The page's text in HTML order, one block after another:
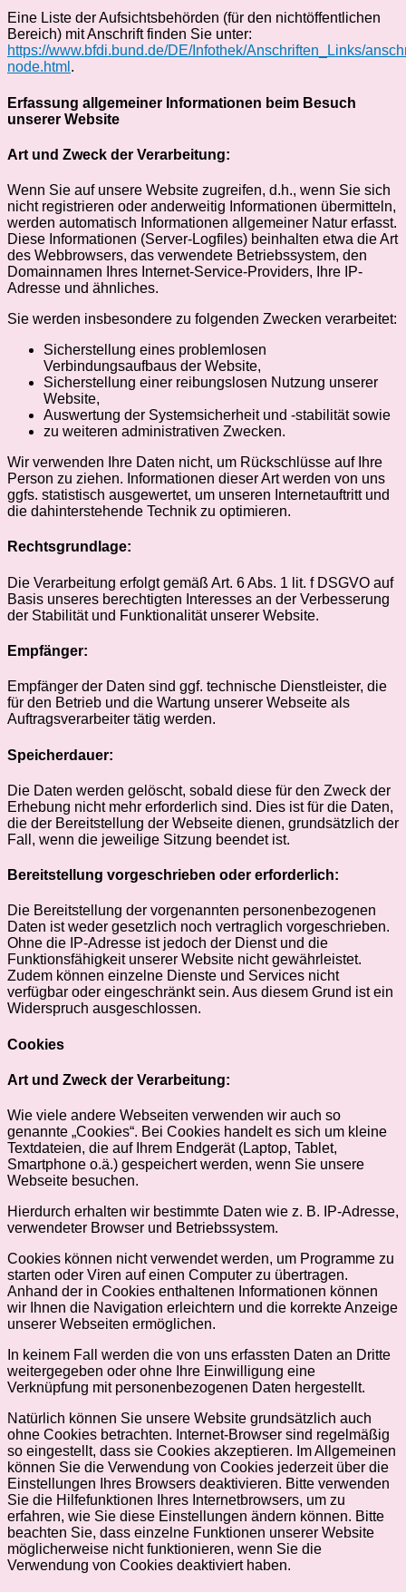
Eine Liste der Aufsichtsbehörden (für den nichtöffentlichen
Bereich) mit Anschrift finden Sie unter:
https://www.bfdi.bund.de/DE/Infothek/Anschriften_Links/
node.html .
Erfassung allgemeiner Informationen beim Besuch
unserer Website
Art und Zweck der Verarbeitung:
Wenn Sie auf unsere Website zugreifen, d.h., wenn Sie sich
nicht registrieren oder anderweitig Informationen übermitteln,
werden automatisch Informationen allgemeiner Natur erfasst.
Diese Informationen (Server-Logfiles) beinhalten etwa die Art
des Webbrowsers, das verwendete Betriebssystem, den
Domainnamen Ihres Internet-Service-Providers, Ihre IP-
Adresse und ähnliches.
Sie werden insbesondere zu folgenden Zwecken verarbeitet:
Sicherstellung eines problemlosen
Verbindungsaufbaus der Website,
Sicherstellung einer reibungslosen Nutzung unserer
Website,
Auswertung der Systemsicherheit und -stabilität sowie
zu weiteren administrativen Zwecken.
Wir verwenden Ihre Daten nicht, um Rückschlüsse auf Ihre
Person zu ziehen. Informationen dieser Art werden von uns
ggfs. statistisch ausgewertet, um unseren Internetauftritt und
die dahinterstehende Technik zu optimieren.
Rechtsgrundlage:
Die Verarbeitung erfolgt gemäß Art. 6 Abs. 1 lit. f DSGVO auf
Basis unseres berechtigten Interesses an der Verbesserung
der Stabilität und Funktionalität unserer Website.
Empfänger:
Empfänger der Daten sind ggf. technische Dienstleister, die
für den Betrieb und die Wartung unserer Webseite als
Auftragsverarbeiter tätig werden.
Speicherdauer:
Die Daten werden gelöscht, sobald diese für den Zweck der
Erhebung nicht mehr erforderlich sind. Dies ist für die Daten,
die der Bereitstellung der Webseite dienen, grundsätzlich der
Fall, wenn die jeweilige Sitzung beendet ist.
Bereitstellung vorgeschrieben oder erforderlich:
Die Bereitstellung der vorgenannten personenbezogenen
Daten ist weder gesetzlich noch vertraglich vorgeschrieben.
Ohne die IP-Adresse ist jedoch der Dienst und die
Funktionsfähigkeit unserer Website nicht gewährleistet.
Zudem können einzelne Dienste und Services nicht
verfügbar oder eingeschränkt sein. Aus diesem Grund ist ein
Widerspruch ausgeschlossen.
Cookies
Art und Zweck der Verarbeitung:
Wie viele andere Webseiten verwenden wir auch so
genannte „Cookies“. Bei Cookies handelt es sich um kleine
Textdateien, die auf Ihrem Endgerät (Laptop, Tablet,
Smartphone o.ä.) gespeichert werden, wenn Sie unsere
Webseite besuchen.
Hierdurch erhalten wir bestimmte Daten wie z. B. IP-Adresse,
verwendeter Browser und Betriebssystem.
Cookies können nicht verwendet werden, um Programme zu
starten oder Viren auf einen Computer zu übertragen.
Anhand der in Cookies enthaltenen Informationen können
wir Ihnen die Navigation erleichtern und die korrekte Anzeige
unserer Webseiten ermöglichen.
In keinem Fall werden die von uns erfassten Daten an Dritte
weitergegeben oder ohne Ihre Einwilligung eine
Verknüpfung mit personenbezogenen Daten hergestellt.
Natürlich können Sie unsere Website grundsätzlich auch
ohne Cookies betrachten. Internet-Browser sind regelmäßig
so eingestellt, dass sie Cookies akzeptieren. Im Allgemeinen
können Sie die Verwendung von Cookies jederzeit über die
Einstellungen Ihres Browsers deaktivieren. Bitte verwenden
Sie die Hilfefunktionen Ihres Internetbrowsers, um zu
erfahren, wie Sie diese Einstellungen ändern können. Bitte
beachten Sie, dass einzelne Funktionen unserer Website
möglicherweise nicht funktionieren, wenn Sie die
Verwendung von Cookies deaktiviert haben.